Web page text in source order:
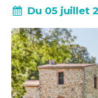
Du 05 juillet